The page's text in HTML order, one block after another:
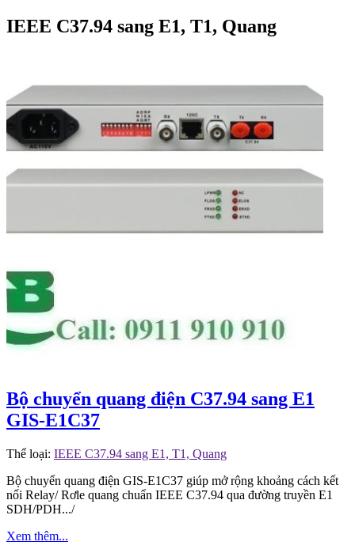
IEEE C37.94 sang E1, T1, Quang
Bộ chuyển quang điện C37.94 sang E1
GIS-E1C37
Thể loại: IEEE C37.94 sang E1, T1, Quang
Bộ chuyển quang điện GIS-E1C37 giúp mở rộng khoảng cách kết
nối Relay/ Rơle quang chuẩn IEEE C37.94 qua đường truyền E1
SDH/PDH.../
Xem thêm...